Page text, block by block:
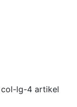
lg-4 artikel